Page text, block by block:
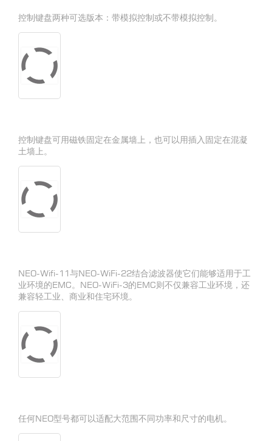
控制键盘两种可选版本：带模拟控制或不带模拟控制。
控制键盘可用磁铁固定在金属墙上，也可以用插入固定在混凝
土墙上。
NEO-Wifi-11与NEO-WiFi-22结合滤波器使它们能够适用于工
业环境的EMC。NEO-WiFi-3的EMC则不仅兼容工业环境，还
兼容轻工业、商业和住宅环境。
任何NEO型号都可以适配大范围不同功率和尺寸的电机。